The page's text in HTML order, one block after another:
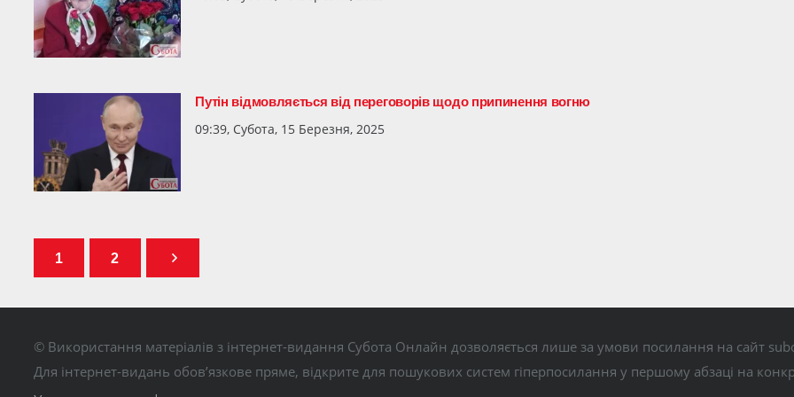
Путін відмовляється від переговорів щодо припинення вогню
09:39, Субота, 15 Березня, 2025
1 2
© Використання матеріалів з інтернет-видання Субота Онлайн дозволяється лише за умови посилання на сайт
Для інтернет-видань обов’язкове пряме, відкрите для пошукових систем гіперпосилання у першому абзаці на